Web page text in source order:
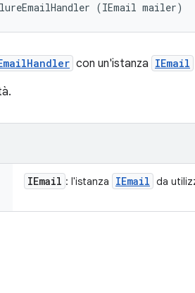
(IEmail mailer)
con un'istanza IEmail
IEmail : l'istanza IEmail da